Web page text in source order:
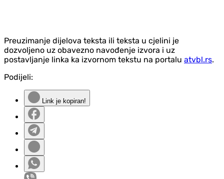
Preuzimanje dijelova teksta ili teksta u cjelini je
dozvoljeno uz obavezno navođenje izvora i uz
postavljanje linka ka izvornom tekstu na portalu atvbl.rs.
Podijeli:
Link je kopiran!